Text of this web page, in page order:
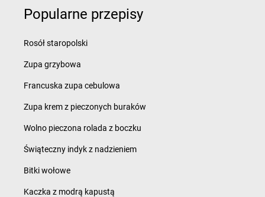
Popularne przepisy
Rosół staropolski
Zupa grzybowa
Francuska zupa cebulowa
Zupa krem z pieczonych buraków
Wolno pieczona rolada z boczku
Świąteczny indyk z nadzieniem
Bitki wołowe
Kaczka z modrą kapustą